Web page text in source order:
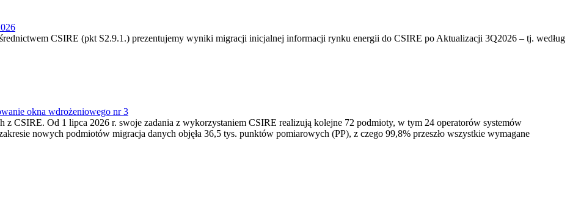
CSIRE (pkt S2.9.1.) prezentujemy wyniki migracji inicjalnej informacji rynku energii do CSIRE po Aktualizacji 3Q2026 – tj. według
okna wdrożeniowego nr 3
CSIRE. Od 1 lipca 2026 r. swoje zadania z wykorzystaniem CSIRE realizują kolejne 72 podmioty, w tym 24 operatorów systemów
nowych podmiotów migracja danych objęła 36,5 tys. punktów pomiarowych (PP), z czego 99,8% przeszło wszystkie wymagane